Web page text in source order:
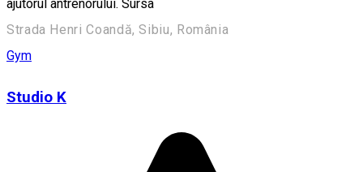
ajutorul antrenorului. Sursa
Strada Henri Coandă, Sibiu, România
Gym
Studio K